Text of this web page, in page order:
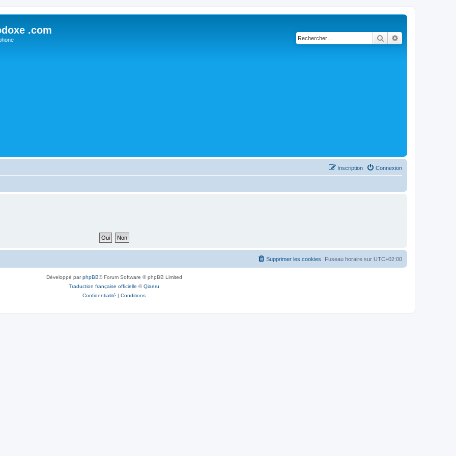
.com
Rechercher
Connexion
Inscription
Fuseau horaire sur UTC+02:00
Supprimer les cookies
Développé parphpBB® Forum Software © phpBB Limited
Traduction française officielle ©Qiaeru
Confidentialité | Conditions